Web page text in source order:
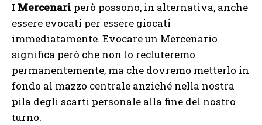
I Mercenari però possono, in alternativa, anche
essere evocati per essere giocati
immediatamente. Evocare un Mercenario
significa però che non lo recluteremo
permanentemente, ma che dovremo metterlo in
fondo al mazzo centrale anziché nella nostra
pila degli scarti personale alla fine del nostro
turno.